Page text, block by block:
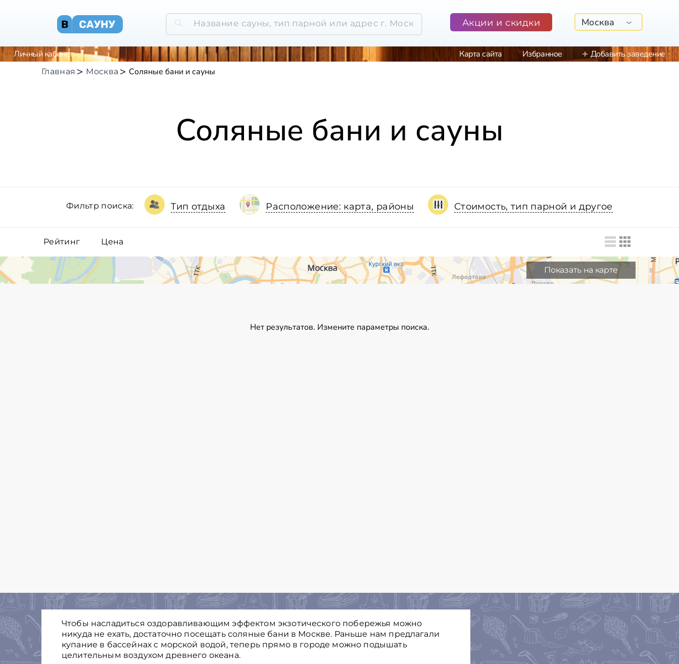
Акции и скидки Москва
Личный кабинет Карта сайта Избранное Добавить заведение
Главная Москва Соляные бани и сауны
Соляные бани и сауны
Фильтр поиска: Тип отдыха Расположение: карта, районы Стоимость, тип парной и другое
Рейтинг Цена
Показать на карте
Нет результатов. Измените параметры поиска.
Чтобы насладиться оздоравливающим эффектом экзотического побережья можно
никуда не ехать, достаточно посещать соляные бани в Москве. Раньше нам предлагали
купание в бассейнах с морской водой, теперь прямо в городе можно подышать
целительным воздухом древнего океана.